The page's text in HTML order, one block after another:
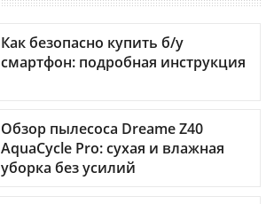
Как безопасно купить б/у
смартфон: подробная инструкция
Обзор пылесоса Dreame Z40
AquaCycle Pro: сухая и влажная
уборка без усилий